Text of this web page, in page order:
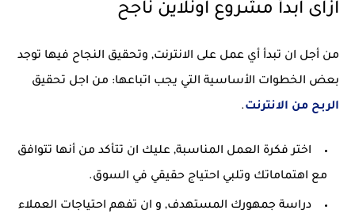
ازاى ابدأ مشروع اونلاين ناجح
من أجل ان تبدأ أي عمل على الانترنت, وتحقيق النجاح فيها توجد
بعض الخطوات الأساسية التي يجب اتباعها: من اجل تحقيق
الربح من الانترنت.
اختر فكرة العمل المناسبة, عليك ان تتأكد من أنها تتوافق
مع اهتماماتك وتلبي احتياج حقيقي في السوق.
دراسة جمهورك المستهدف, و ان تفهم احتياجات العملاء